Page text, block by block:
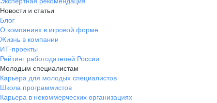
Новости и статьи
Блог
О компаниях в игровой форме
Жизнь в компании
ИТ-проекты
Рейтинг работодателей России
Молодым специалистам
Карьера для молодых специалистов
Школа программистов
Карьера в некоммерческих организациях